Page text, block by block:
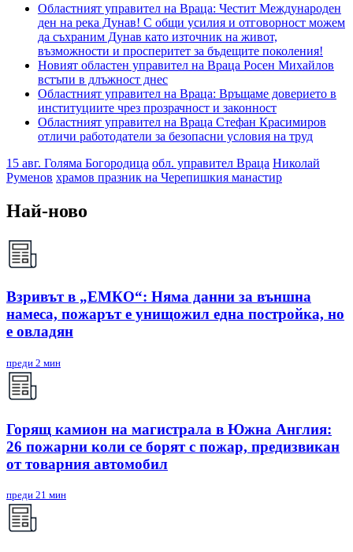
Областният управител на Враца: Честит Международен
ден на река Дунав! С общи усилия и отговорност можем
да съхраним Дунав като източник на живот,
възможности и просперитет за бъдещите поколения!
Новият областен управител на Враца Росен Михайлов
встъпи в длъжност днес
Областният управител на Враца: Връщаме доверието в
институциите чрез прозрачност и законност
Областният управител на Враца Стефан Красимиров
отличи работодатели за безопасни условия на труд
15 авг. Голяма Богородица обл. управител Враца Николай
Руменов храмов празник на Черепишкия манастир
Най-ново
Взривът в „ЕМКО“: Няма данни за външна
намеса, пожарът е унищожил една постройка, но
е овладян
преди 2 мин
Горящ камион на магистрала в Южна Англия:
26 пожарни коли се борят с пожар, предизвикан
от товарния автомобил
преди 21 мин